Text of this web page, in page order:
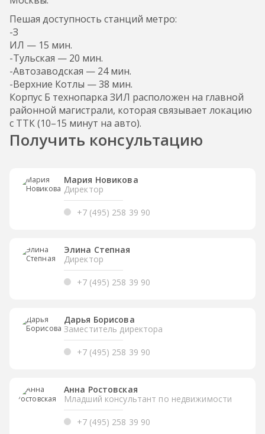
Пешая доступность станций метро:
-З
ИЛ — 15 мин.
-Тульская — 20 мин.
-Автозаводская — 24 мин.
-Верхние Котлы — 38 мин.
Корпус Б технопарка ЗИЛ расположен на главной
районной магистрали, которая связывает локацию
с ТТК (10–15 минут на авто).
Получить консультацию
Мария Новикова
Директор
+7 (495) 258 39 90
Элина Степная
Директор
+7 (495) 258 39 90
Дарья Борисова
Заместитель директора
+7 (495) 258 39 90
Анна Ростовская
Младший консультант по недвижимости
+7 (495) 258 39 90